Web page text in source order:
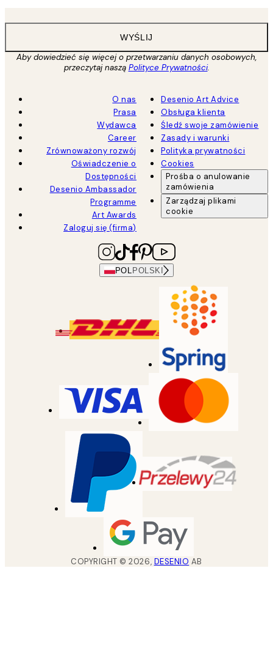
WYŚLIJ
Aby dowiedzieć się więcej o przetwarzaniu danych osobowych,
przeczytaj naszą Polityce Prywatności.
O nas
Prasa
Wydawca
Career
Zrównoważony rozwój
Oświadczenie o
Dostępności
Desenio Ambassador
Programme
Art Awards
Zaloguj się (firma)
Desenio Art Advice
Obsługa klienta
Śledź swoje zamówienie
Zasady i warunki
Polityka prywatności
Cookies
Prośba o anulowanie
zamówienia
Zarządzaj plikami
cookie
POL POLSKI
COPYRIGHT ©2026, DESENIO AB